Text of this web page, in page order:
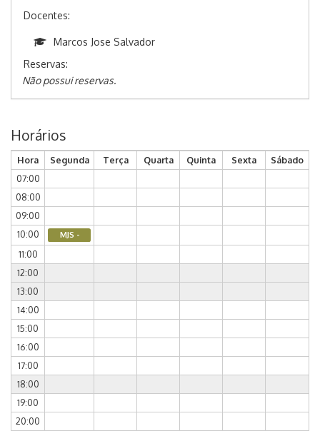
Docentes:
Marcos Jose Salvador
Reservas:
Não possui reservas.
Horários
Hora Segunda Terça Quarta Quinta Sexta
Sábado
07:00
08:00
09:00
10:00
MJS -
11:00
12:00
13:00
14:00
15:00
16:00
17:00
18:00
19:00
20:00